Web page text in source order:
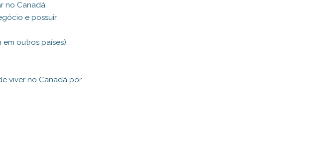
no Canadá.
e possuir
outros países).
viver no Canadá por